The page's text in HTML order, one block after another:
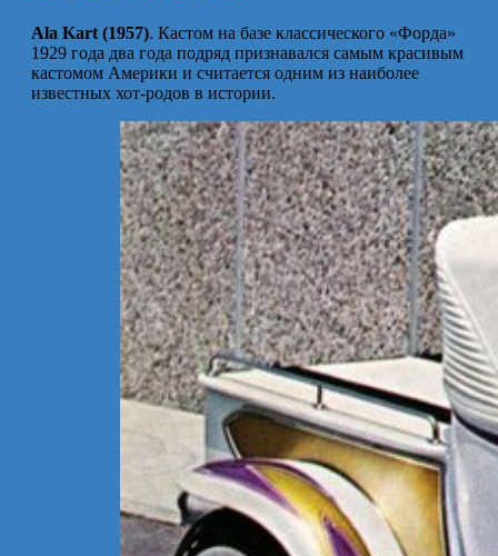
Ala Kart (1957). Кастом на базе классического «Форда»
1929 года два года подряд признавался самым красивым
кастомом Америки и считается одним из наиболее
известных хот-родов в истории.